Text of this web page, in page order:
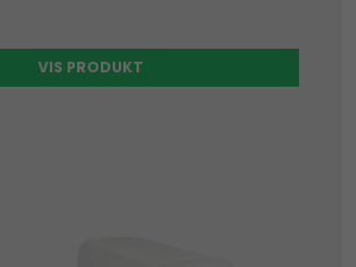
VIS PRODUKT